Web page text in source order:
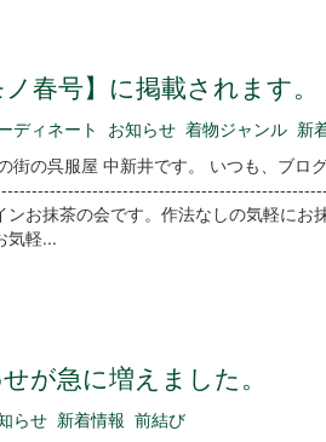
春号】に掲載されます。
ディネート お知らせ 着物ジャンル 新
の呉服屋 中新井です。 いつも、ブロ
お抹茶の会です。作法なしの気軽にお
気軽...
が急に増えました。
らせ 新着情報 前結び